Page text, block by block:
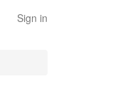
Sign in